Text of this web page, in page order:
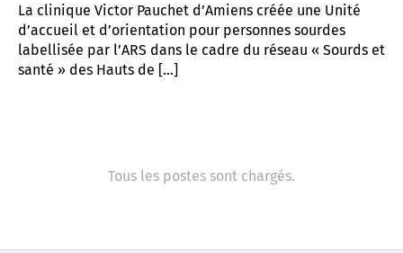
La clinique Victor Pauchet d’Amiens créée une Unité
d’accueil et d’orientation pour personnes sourdes
labellisée par l’ARS dans le cadre du réseau « Sourds et
santé » des Hauts de […]
Tous les postes sont chargés.